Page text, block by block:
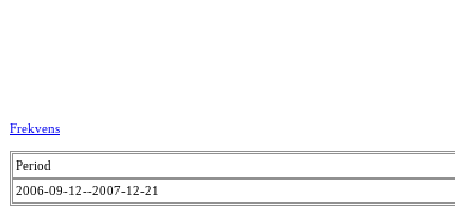
Frekvens
Period
2006-09-12--2007-12-21